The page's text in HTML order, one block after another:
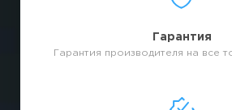
Гарантия
Гарантия производителя на все